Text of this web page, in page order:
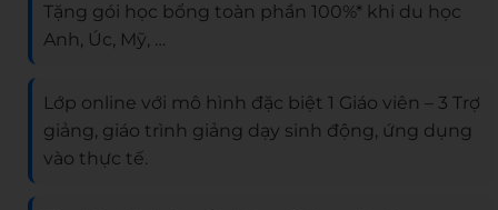
Tặng gói học bổng toàn phần 100%* khi du học
Anh, Úc, Mỹ, …
Lớp online với mô hình đặc biệt 1 Giáo viên – 3 Trợ
giảng, giáo trình giảng dạy sinh động, ứng dụng
vào thực tế.